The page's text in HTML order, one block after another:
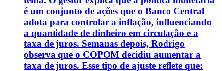
é um conjunto de ações que o Banco Central
adota para controlar a inflação, influenciando
a quantidade de dinheiro em circulação e a
taxa de juros. Semanas depois, Rodrigo
observa que o COPOM decidiu aumentar a
taxa de juros. Esse tipo de ajuste reflete que: